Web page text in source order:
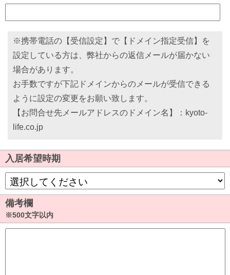
※携帯電話の【受信設定】で【ドメイン指定受信】を
設定している方は、弊社からの返信メールが届かない
場合があります。
お手数ですが下記ドメインからのメールが受信できる
ように設定の変更をお願い致します。
【お問合せ先メールアドレスのドメイン名】：kyoto-
life.co.jp
入居希望時期
備考欄
※500文字以内